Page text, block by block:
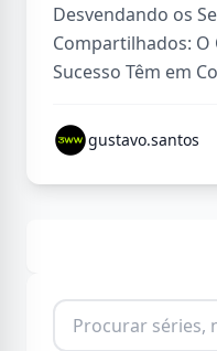
Comum?
Desvendando os
Compartilhados: O
Sucesso Têm em
gustavo.santos
Buscando
por: